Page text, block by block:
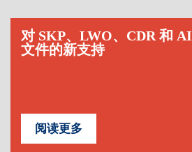
对 SKP、LWO、CDR 和 AI
文件的新支持
阅读更多